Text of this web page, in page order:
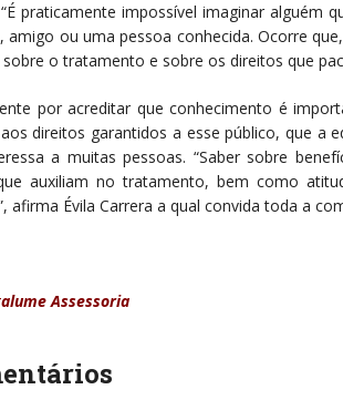
praticamente impossível imaginar
amigo ou uma pessoa conhecida. Ocorre
sobre o tratamento e sobre os direitos que
por acreditar que conhecimento é
direitos garantidos a esse público, que a
a muitas pessoas. “Saber sobre
auxiliam no tratamento, bem como
afirma Évila Carrera a qual convida toda a
Assessoria